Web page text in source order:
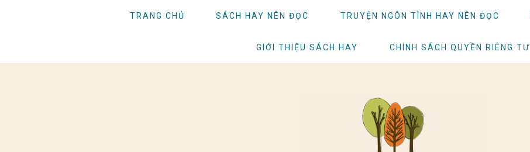
TRANG CHỦ SÁCH HAY NÊN ĐỌC TRUYỆN NGÔN TÌNH HAY NÊN ĐỌC
GIỚI THIỆU SÁCH HAY CHÍNH SÁCH QUYỀN RIÊNG TƯ